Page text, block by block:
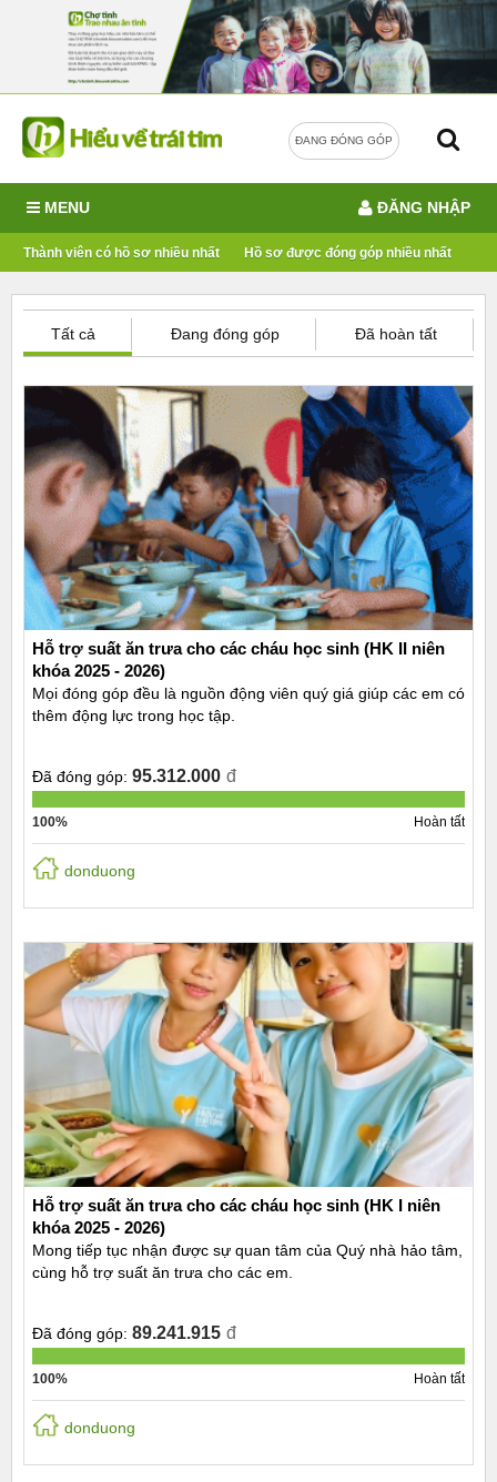
ĐANG ĐÓNG GÓP
MENU
Thành viên có hồ sơ nhiều nhất Hồ sơ được đóng góp nhiều nhất
ĐĂNG NHẬP
Tất cả Đang đóng góp Đã hoàn tất
Hỗ trợ suất ăn trưa cho các cháu học sinh (HK II niên
khóa 2025 - 2026)
Mọi đóng góp đều là nguồn động viên quý giá giúp các em có
thêm động lực trong học tập.
Đã đóng góp: 95.312.000 đ
100% Hoàn tất
donduong
Hỗ trợ suất ăn trưa cho các cháu học sinh (HK I niên
khóa 2025 - 2026)
Mong tiếp tục nhận được sự quan tâm của Quý nhà hảo tâm,
cùng hỗ trợ suất ăn trưa cho các em.
Đã đóng góp: 89.241.915 đ
100% Hoàn tất
donduong